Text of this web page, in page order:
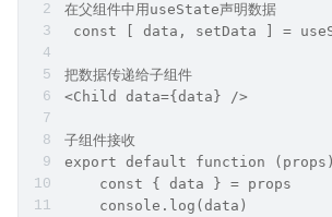
在父组件中用useState声明数据
const [ data, setData ] =
把数据传递给子组件
<Child data={data} />
子组件接收
export default function
    const { data } = props
    console.log(data)